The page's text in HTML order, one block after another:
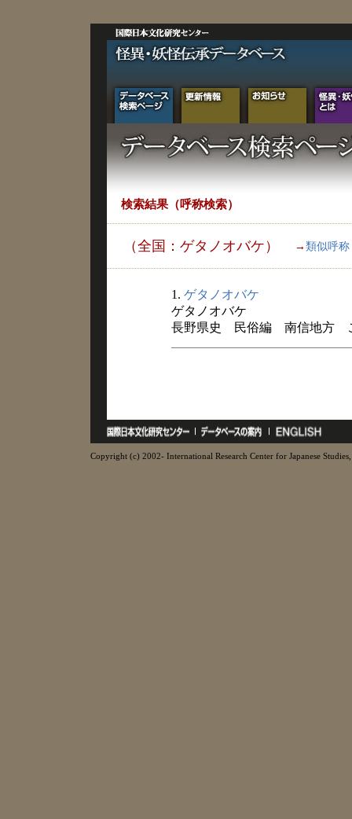
検索結果（呼称検索）
（全国：ゲタノオバケ） → 類似呼称
1. ゲタノオバケ
ゲタノオバケ
長野県史 民俗編 南信地方
Copyright (c) 2002- International Research Center for Japanese